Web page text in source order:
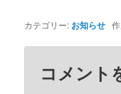
カテゴリー: お知らせ
コメント